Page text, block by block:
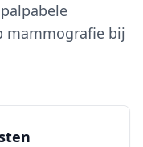
mammografie bij